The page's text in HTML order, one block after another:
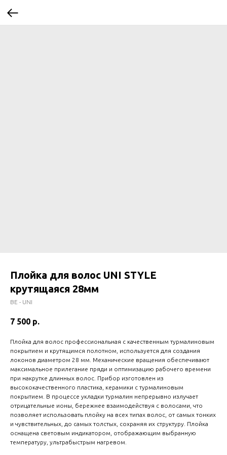
Плойка для волос UNI STYLE
крутящаяся 28мм
BE - UNI
7 500 р.
Плойка для волос профессиональная с качественным турмалиновым
покрытием и крутящимся полотном, используется для создания
локонов диаметром 28 мм. Механические вращения обеспечивают
максимальное прилегание пряди и оптимизацию рабочего времени
при накрутке длинных волос. Прибор изготовлен из
высококачественного пластика, керамики с турмалиновым
покрытием. В процессе укладки турмалин непрерывно излучает
отрицательные ионы, бережнее взаимодействуя с волосами, что
позволяет использовать плойку на всех типах волос, от самых тонких
и чувствительных, до самых толстых, сохраняя их структуру. Плойка
оснащена световым индикатором, отображающим выбранную
температуру, ультрабыстрым нагревом.